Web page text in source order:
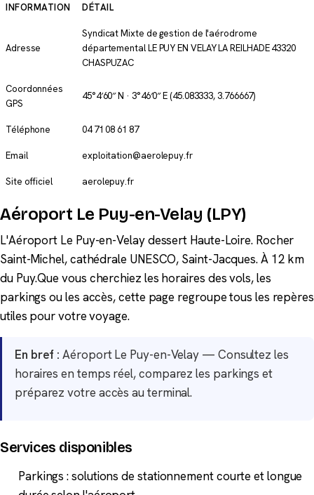
INFORMATION DÉTAIL
Adresse
Syndicat Mixte de gestion de l'aérodrome
départemental LE PUY EN VELAY LA REILHADE 43320
CHASPUZAC
Coordonnées
GPS
45°4′60″ N · 3°46′0″ E(45.083333, 3.766667)
Téléphone 04 71 08 61 87
Email exploitation@aerolepuy.fr
Site officiel aerolepuy.fr
Aéroport Le Puy-en-Velay (LPY)
L'Aéroport Le Puy-en-Velay dessert Haute-Loire. Rocher
Saint-Michel, cathédrale UNESCO, Saint-Jacques. À 12 km
du Puy.Que vous cherchiez les horaires des vols, les
parkings ou les accès, cette page regroupe tous les repères
utiles pour votre voyage.
En bref : Aéroport Le Puy-en-Velay — Consultez les
horaires en temps réel, comparez les parkings et
préparez votre accès au terminal.
Services disponibles
Parkings : solutions de stationnement courte et longue